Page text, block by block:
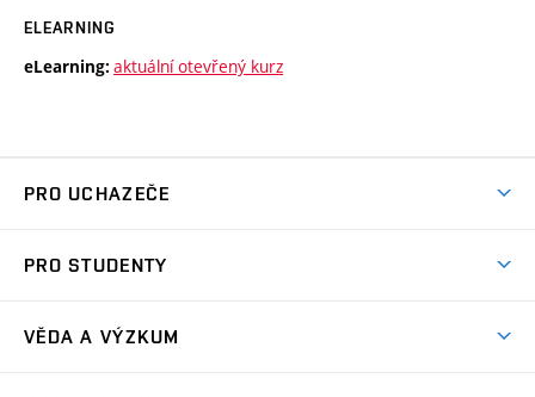
ELEARNING
eLearning: aktuální otevřený kurz
PRO UCHAZEČE
Jak se dostat na FCH
PRO STUDENTY
VĚDA A VÝZKUM